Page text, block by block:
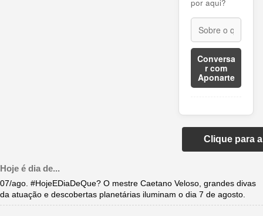
por aqui?
Conversa
r com
Aponarte
Clique para
Hoje é dia de...
07/ago. #HojeEDiaDeQue? O mestre Caetano Veloso, grandes divas
da atuação e descobertas planetárias iluminam o dia 7 de agosto.